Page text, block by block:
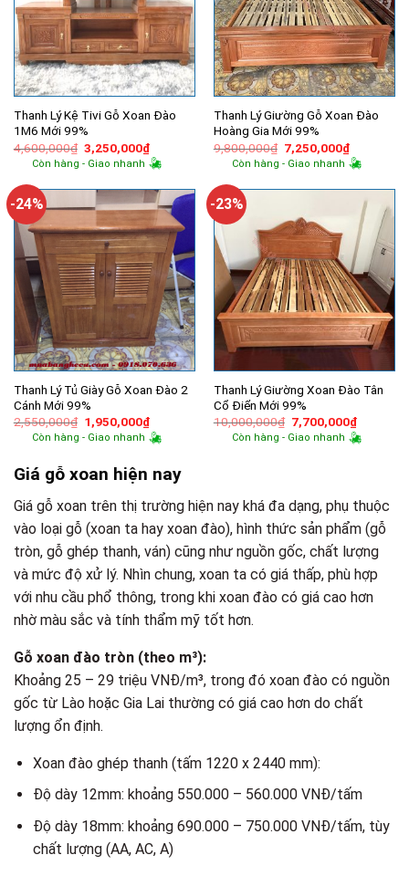
Thanh Lý Kệ Tivi Gỗ Xoan Đào
1M6 Mới 99%
4,600,000₫ Giá
gốc
là:
3,250,000₫Giá
hiện
tại
3,250,000₫.
Còn hàng - Giao nhanh
Thanh Lý Giường Gỗ Xoan Đào
Hoàng Gia Mới 99%
9,800,000₫ Giá
gốc
là:
7,250,000₫Giá
hiện
tại
Còn hàng - Giao nhanh
-24%
Thanh Lý Tủ Giày Gỗ Xoan Đào 2
Cánh Mới 99%
2,550,000₫ Giá
gốc
là:
1,950,000₫Giá
hiện
tại
1,950,000₫.
Còn hàng - Giao nhanh
-23%
Thanh Lý Giường Xoan Đào Tân
Cổ Điển Mới 99%
10,000,000₫ Giá
gốc
là:
7,700,000₫Giá
hiện
tại
Còn hàng - Giao nhanh
Giá gỗ xoan hiện nay
Giá gỗ xoan trên thị trường hiện nay khá đa dạng, phụ thuộc
vào loại gỗ (xoan ta hay xoan đào), hình thức sản phẩm (gỗ
tròn, gỗ ghép thanh, ván) cũng như nguồn gốc, chất lượng
và mức độ xử lý. Nhìn chung, xoan ta có giá thấp, phù hợp
với nhu cầu phổ thông, trong khi xoan đào có giá cao hơn
nhờ màu sắc và tính thẩm mỹ tốt hơn.
Gỗ xoan đào tròn (theo m³):
Khoảng 25 – 29 triệu VNĐ/m³, trong đó xoan đào có nguồn
gốc từ Lào hoặc Gia Lai thường có giá cao hơn do chất
lượng ổn định.
Xoan đào ghép thanh (tấm 1220 x 2440 mm):
Độ dày 12mm: khoảng 550.000 – 560.000 VNĐ/tấm
Độ dày 18mm: khoảng 690.000 – 750.000 VNĐ/tấm, tùy
chất lượng (AA, AC, A)